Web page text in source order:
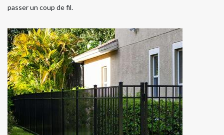
passer un coup de fil.